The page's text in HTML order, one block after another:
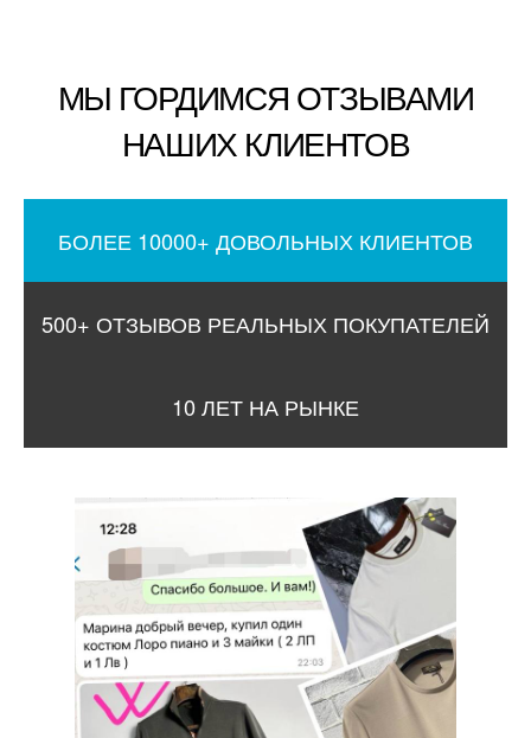
МЫ ГОРДИМСЯ ОТЗЫВАМИ
НАШИХ КЛИЕНТОВ
БОЛЕЕ 10000+ ДОВОЛЬНЫХ КЛИЕНТОВ
500+ ОТЗЫВОВ РЕАЛЬНЫХ ПОКУПАТЕЛЕЙ
10 ЛЕТ НА РЫНКЕ